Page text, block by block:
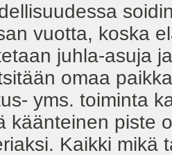
vuotta, koska
juhla-asuja
omaa
yms. toiminta
käänteinen piste
Kaikki mikä